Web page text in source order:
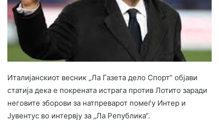
Италијанскиот весник „Ла Газета дело Спорт“ објави
статија дека е покрената истрага против Лотито заради
неговите зборови за натпреварот помеѓу Интер и
Јувентус во интервју за „Ла Република“.